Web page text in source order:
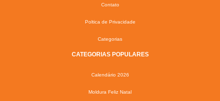
Contato
Poltica de Privacidade
Categorias
CATEGORIAS POPULARES
Calendário 2026
Moldura Feliz Natal